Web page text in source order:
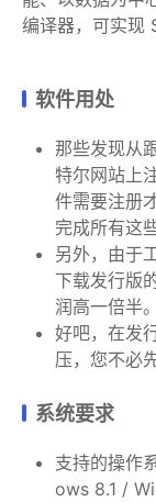
编译器，可实现
软件用处
那些发现从
特尔网站上
件需要注册
完成所有这
另外，由于
下载发行版
润高一倍半。
好吧，在发
压，您不必
系统要求
支持的操作
ows 8.1 /